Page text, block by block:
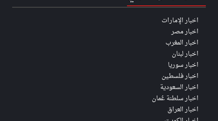
اخبار الإمارات
اخبار مصر
اخبار المغرب
اخبار لبنان
اخبار سوريا
اخبار فلسطين
اخبار السعودية
اخبار سلطنة عُمان
اخبار العراق